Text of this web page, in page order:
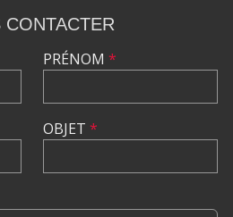
CONTACTER
PRÉNOM *
OBJET *